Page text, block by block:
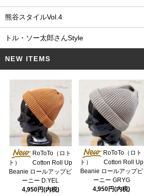
熊谷スタイルVol.4
トル・ソー太郎さんStyle
NEW ITEMS
RoToTo（ロト
ト） Cotton Roll Up
Beanie ロールアップビ
ーニー D.YEL
4,950円(内税)
RoToTo（ロト
ト） Cotton Roll Up
Beanie ロールアップビ
ーニー GRYG
4,950円(内税)